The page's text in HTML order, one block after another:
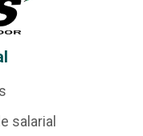
salarial